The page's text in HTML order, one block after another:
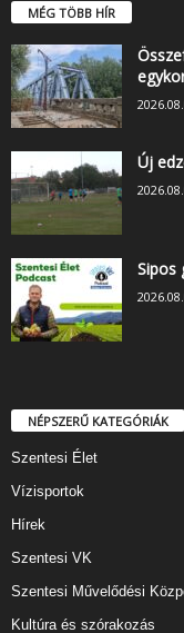
MÉG TÖBB HÍR
Új
Sipos
NÉPSZERŰ KATEGÓRIÁK
Szentesi Élet
Vízisportok
Hírek
Szentesi VK
Szentesi Művelődési
Kultúra és szórakozás